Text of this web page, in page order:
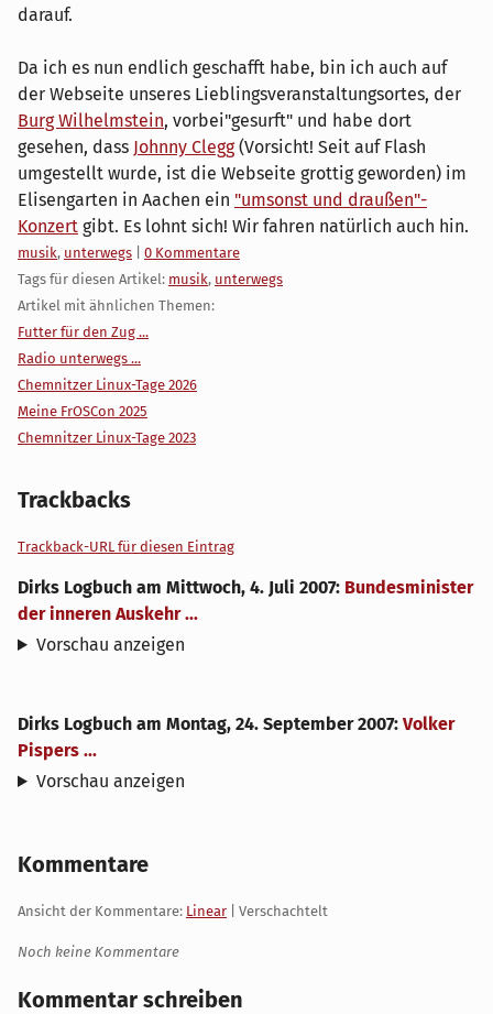
darauf.
Da ich es nun endlich geschafft habe, bin ich auch auf
der Webseite unseres Lieblingsveranstaltungsortes, der
Burg Wilhelmstein, vorbei"gesurft" und habe dort
gesehen, dass Johnny Clegg(Vorsicht! Seit auf Flash
umgestellt wurde, ist die Webseite grottig geworden) im
Elisengarten in Aachen ein "umsonst und draußen"-
Konzert gibt. Es lohnt sich! Wir fahren natürlich auch hin.
Kategorien:
musik, unterwegs
0 Kommentare
Tags für diesen Artikel: musik, unterwegs
Artikel mit ähnlichen Themen:
Futter für den Zug ...
Radio unterwegs ...
Chemnitzer Linux-Tage 2026
Meine FrOSCon 2025
Chemnitzer Linux-Tage 2023
Trackbacks
Trackback-URL für diesen Eintrag
Dirks Logbuch am Mittwoch, 4. Juli 2007: Bundesminister
der inneren Auskehr ...
Vorschau anzeigen
Dirks Logbuch am Montag, 24. September 2007: Volker
Pispers ...
Vorschau anzeigen
Kommentare
Ansicht der Kommentare: Linear | Verschachtelt
Noch keine Kommentare
Kommentar schreiben